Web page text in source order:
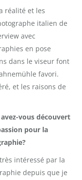
réalité et les
italien de
avec
en pose
dans le viseur font
favori.
et les raisons de
vous découvert
pour la
intéressé par la
depuis que je